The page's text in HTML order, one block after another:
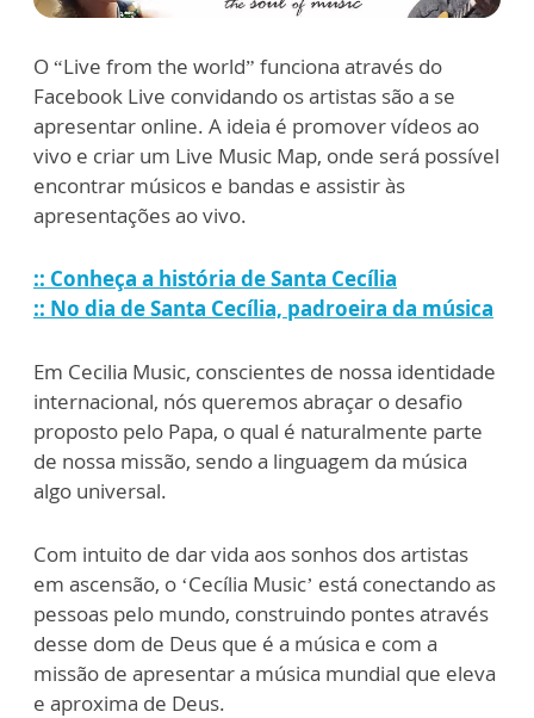
O “Live from the world” funciona através do
Facebook Live convidando os artistas são a se
apresentar online. A ideia é promover vídeos ao
vivo e criar um Live Music Map, onde será possível
encontrar músicos e bandas e assistir às
apresentações ao vivo.
:: Conheça a história de Santa Cecília
:: No dia de Santa Cecília, padroeira da música
Em Cecilia Music, conscientes de nossa identidade
internacional, nós queremos abraçar o desafio
proposto pelo Papa, o qual é naturalmente parte
de nossa missão, sendo a linguagem da música
algo universal.
Com intuito de dar vida aos sonhos dos artistas
em ascensão, o ‘Cecília Music’ está conectando as
pessoas pelo mundo, construindo pontes através
desse dom de Deus que é a música e com a
missão de apresentar a música mundial que eleva
e aproxima de Deus.